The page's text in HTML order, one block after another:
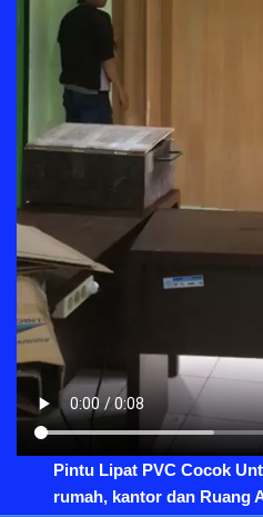
Pintu Lipat PVC Cocok
rumah, kantor dan Ruang